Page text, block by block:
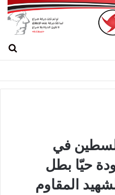
عيد الجيش
في
حيّا بطل
المقاوم